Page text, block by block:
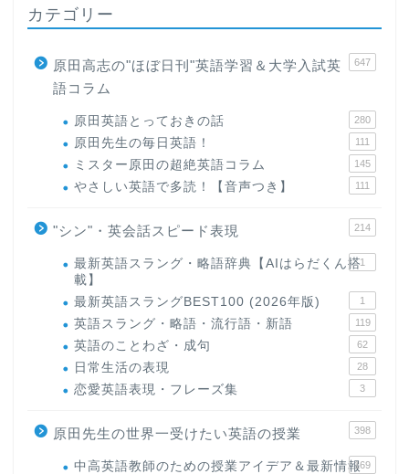
カテゴリー
原田高志の"ほぼ日刊"英語学習＆大学入試英
語コラム
647
原田英語とっておきの話 280
原田先生の毎日英語！ 111
ミスター原田の超絶英語コラム 145
やさしい英語で多読！【音声つき】 111
"シン"・英会話スピード表現 214
最新英語スラング・略語辞典【AIはらだくん搭
載】
1
最新英語スラングBEST100 (2026年版) 1
英語スラング・略語・流行語・新語 119
英語のことわざ・成句 62
日常生活の表現 28
恋愛英語表現・フレーズ集 3
原田先生の世界一受けたい英語の授業 398
中高英語教師のための授業アイデア＆最新情報169